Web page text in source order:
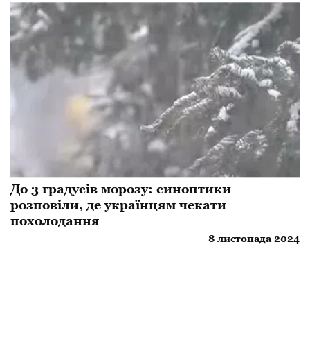
До 3 градусів морозу: синоптики
розповіли, де українцям чекати
похолодання
8 листопада 2024